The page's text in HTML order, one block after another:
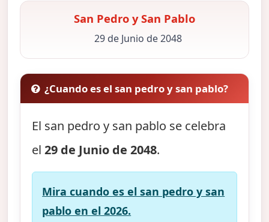
San Pedro y San Pablo
29 de Junio de 2048
¿Cuando es el san pedro y san pablo?
El san pedro y san pablo se celebra
el29 de Junio de 2048.
Mira cuando es el san pedro y san
pablo en el 2026.